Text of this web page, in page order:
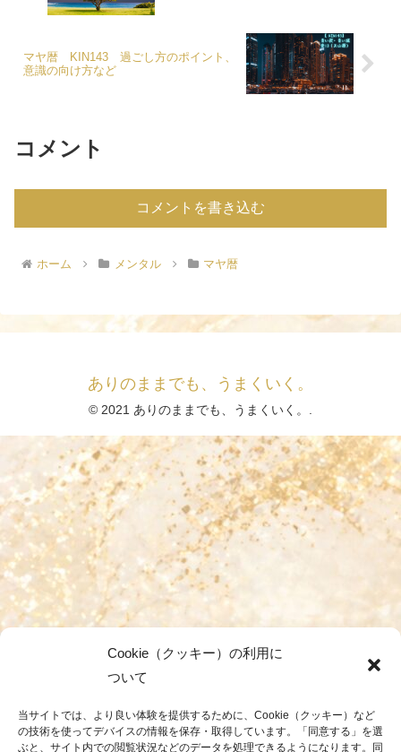
Cookie（クッキー）の利用に
ついて
当サイトでは、より良い体験を提供するために、Cookie（クッキー）など
の技術を使ってデバイスの情報を保存・取得しています。「同意する」を選
ぶと、サイト内での閲覧状況などのデータを処理できるようになります。同
マヤ暦 KIN143 過ごし方のポイント、
意識の向け方など
コメント
コメントを書き込む
ホーム メンタル マヤ暦
ありのままでも、うまくいく。
© 2021 ありのままでも、うまくいく。.